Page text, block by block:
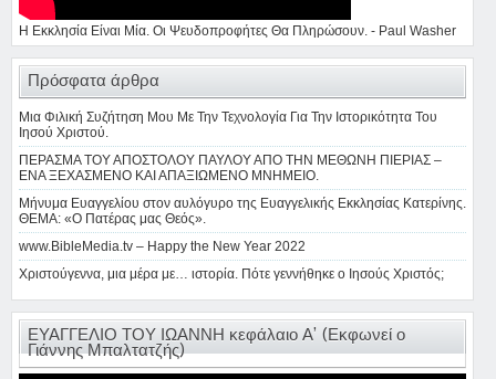
Η Εκκλησία Είναι Μία. Οι Ψευδοπροφήτες Θα Πληρώσουν. - Paul Washer
Πρόσφατα άρθρα
Μια Φιλική Συζήτηση Μου Με Την Τεχνολογία Για Την Ιστορικότητα Του
Ιησού Χριστού.
ΠΕΡΑΣΜΑ ΤΟΥ ΑΠΟΣΤΟΛΟΥ ΠΑΥΛΟΥ ΑΠΟ ΤΗΝ ΜΕΘΩΝΗ ΠΙΕΡΙΑΣ –
ΕΝΑ ΞΕΧΑΣΜΕΝΟ ΚΑΙ ΑΠΑΞΙΩΜΕΝΟ ΜΝΗΜΕΙΟ.
Μήνυμα Ευαγγελίου στον αυλόγυρο της Ευαγγελικής Εκκλησίας Κατερίνης.
ΘΕΜΑ: «Ο Πατέρας μας Θεός».
www.BibleMedia.tv – Happy the New Year 2022
Χριστούγεννα, μια μέρα με… ιστορία. Πότε γεννήθηκε ο Ιησούς Χριστός;
ΕΥΑΓΓΕΛΙΟ ΤΟΥ ΙΩΑΝΝΗ κεφάλαιο Α’ (Εκφωνεί ο
Γιάννης Μπαλτατζής)